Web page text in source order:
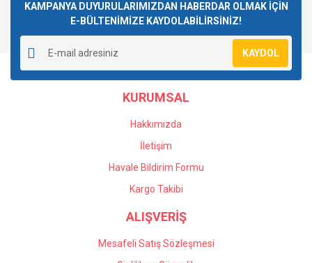
KAMPANYA DUYURULARIMIZDAN HABERDAR OLMAK İÇİN
E-BÜLTENİMİZE KAYDOLABİLİRSİNİZ!
KAYDOL
KURUMSAL
Hakkımızda
İletişim
Havale Bildirim Formu
Kargo Takibi
ALIŞVERİŞ
Mesafeli Satış Sözleşmesi